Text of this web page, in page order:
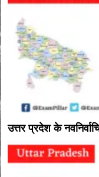
उत्तर प्रदेश के